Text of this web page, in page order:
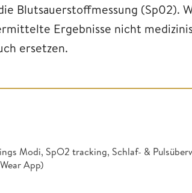
Blutsauerstoffmessung (Sp02).
Ergebnisse nicht
ersetzen.
Modi, SpO2 tracking, Schlaf- &
App)